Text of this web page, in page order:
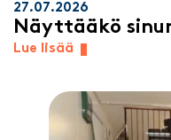
27.07.2026
Näyttääkö
Lue lisää